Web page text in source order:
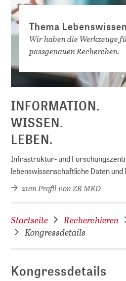
Thema
Wir haben die Werkzeuge
passgenauen Recherchen.
INFORMATION.
WISSEN.
LEBEN.
Infrastruktur- und
lebenswissenschaftliche Daten
zum Profil von ZB MED
Startseite Recherchieren
Kongressdetails
Kongressdetails